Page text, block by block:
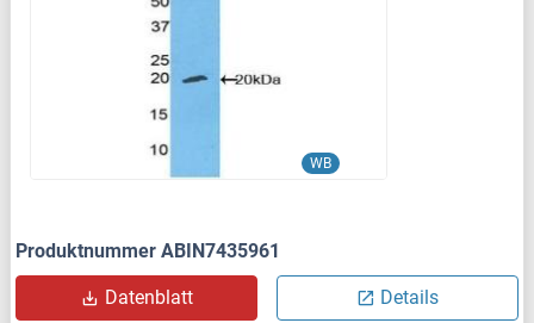
WB
Produktnummer ABIN7435961
Datenblatt Details